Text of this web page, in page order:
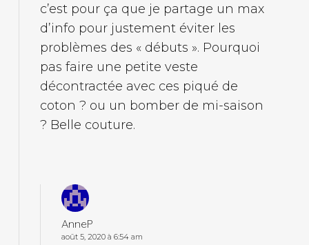
c’est pour ça que je partage un max
d’info pour justement éviter les
problèmes des « débuts ». Pourquoi
pas faire une petite veste
décontractée avec ces piqué de
coton ? ou un bomber de mi-saison
? Belle couture.
AnneP
août 5, 2020 à 6:54 am